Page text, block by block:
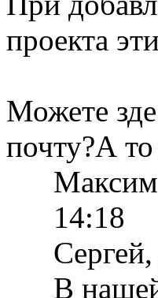
проекта
Можете
почту?А
Максим
14:18
В